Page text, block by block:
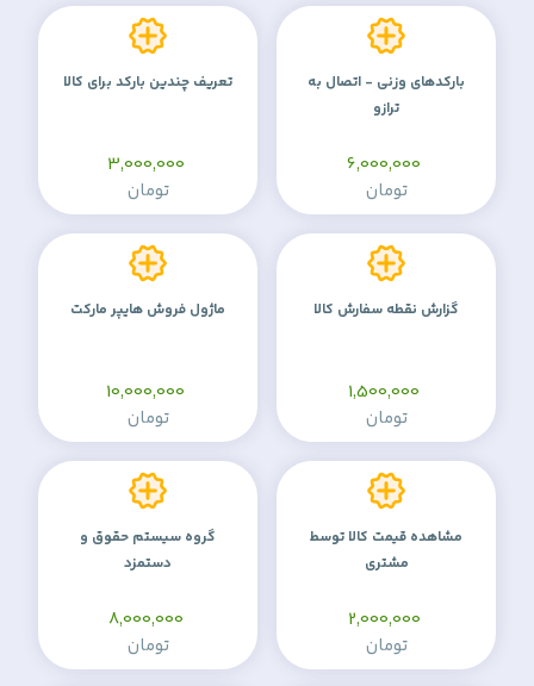
بارکدهای وزنی - اتصال به
ترازو
تومان
تعریف چندین بارکد برای کالا
تومان
گزارش نقطه سفارش کالا
تومان
ماژول فروش هایپر مارکت
تومان
مشاهده قیمت کالا توسط
مشتری
تومان
گروه سیستم حقوق و
دستمزد
تومان